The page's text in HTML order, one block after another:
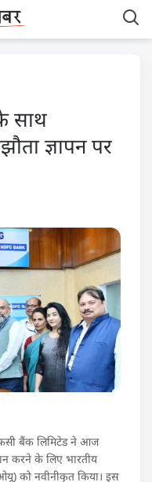
साथ
ज्ञापन पर
बैंक लिमिटेड ने आज
करने के लिए भारतीय
को नवीनीकृत किया। इस